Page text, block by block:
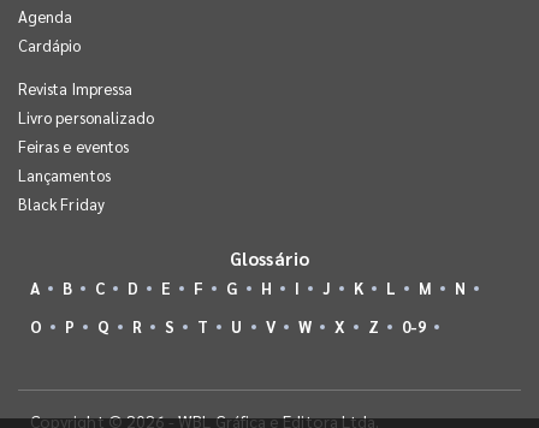
Agenda
Cardápio
Revista Impressa
Livro personalizado
Feiras e eventos
Lançamentos
Black Friday
Glossário
A B C D E F G H I J K L M
N
O
P Q R S T U V W X Z 0-9
Copyright © 2026 - WBL Gráfica e Editora Ltda.